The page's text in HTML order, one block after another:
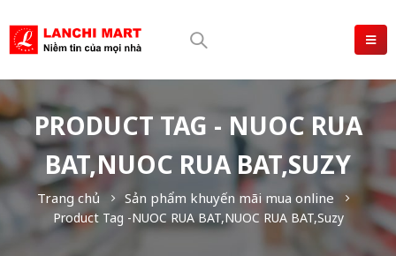
PRODUCT TAG - NUOC RUA
BAT,NUOC RUA BAT,SUZY
Trang chủ Sản phẩm khuyến mãi mua online
Product Tag -NUOC RUA BAT,NUOC RUA BAT,Suzy